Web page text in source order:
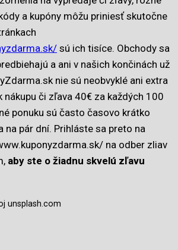
a kupóny môžu priniesť skutočne
sú ich tisíce. Obchody sa
a ani v našich končinách už
nie sú neobvyklé ani extra
nákupu či zľava 40€ za každých 100
ponuku sú často časovo krátko
na pár dní. Prihláste sa preto na
na odber zliav
aby ste o žiadnu skvelú zľavu
unsplash.com